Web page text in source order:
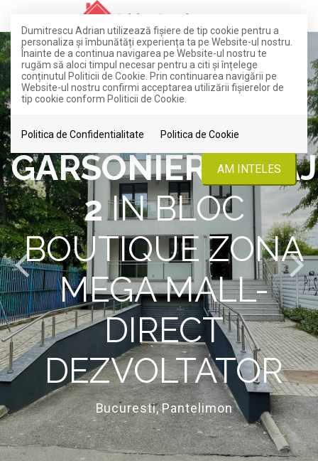
Dumitrescu Adrian utilizează fişiere de tip cookie pentru a
personaliza și îmbunătăți experiența ta pe Website-ul nostru.
Înainte de a continua navigarea pe Website-ul nostru te
rugăm să aloci timpul necesar pentru a citi și înțelege
conținutul Politicii de Cookie. Prin continuarea navigării pe
Website-ul nostru confirmi acceptarea utilizării fişierelor de
tip cookie conform Politicii de Cookie.
Politica de Confidentialitate Politica de Cookie
AM INTELES
VANZARE
GARSONIERA,ETAJ
2IN BLOC
BOUTIQUE ZONA
MEGA MALL-
DIRECT
DEZVOLTATOR
Bucuresti, Pantelimon